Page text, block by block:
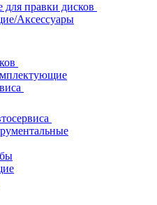
для правки дисков
Аксессуары